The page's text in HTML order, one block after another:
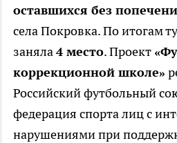
оставшихся без
села Покровка. По итогам
заняла4 место. Проект
коррекционной школе»
Российский футбольный
федерация спорта лиц с
нарушениями при